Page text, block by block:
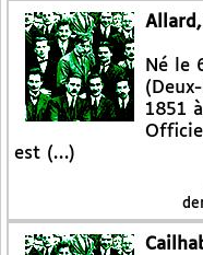
Né le
1851
est (…)